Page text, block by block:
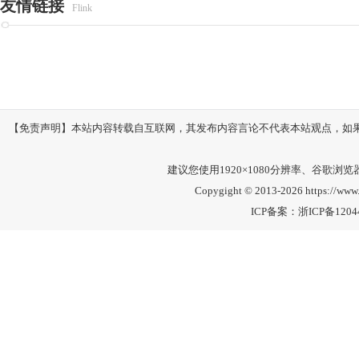
友情链接 Flink
【免责声明】本站内容转载自互联网，其发布内容言论不代表本站观点，
建议您使用1920×1080分辨率、谷歌浏览
Copygight © 2013-2026 https://
ICP备案： 浙ICP备